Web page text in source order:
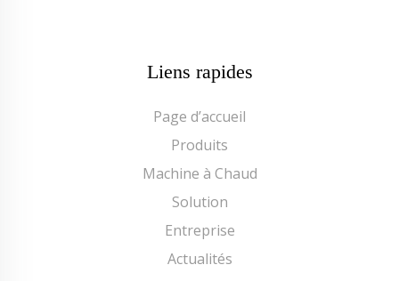
Liens rapides
Page d’accueil
Produits
Machine à Chaud
Solution
Entreprise
Actualités